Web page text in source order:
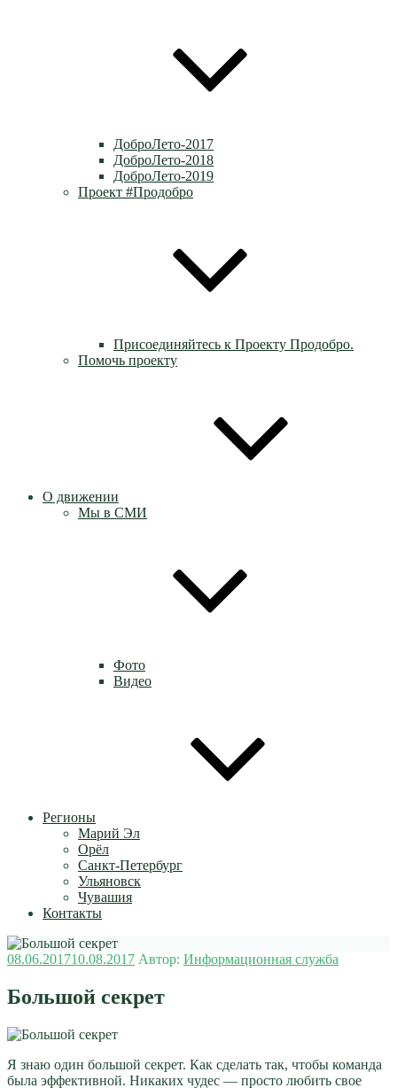
ДоброЛето-2017
ДоброЛето-2018
ДоброЛето-2019
Проект #Продобро
Присоединяйтесь к Проекту Продобро.
Помочь проекту
О движении
Мы в СМИ
Фото
Видео
Регионы
Марий Эл
Орёл
Санкт-Петербург
Ульяновск
Чувашия
Контакты
Опубликовано
08.06.201710.08.2017 Автор: Информационная служба
Большой секрет
Я знаю один большой секрет. Как сделать так, чтобы команда
была эффективной. Никаких чудес — просто любить свое